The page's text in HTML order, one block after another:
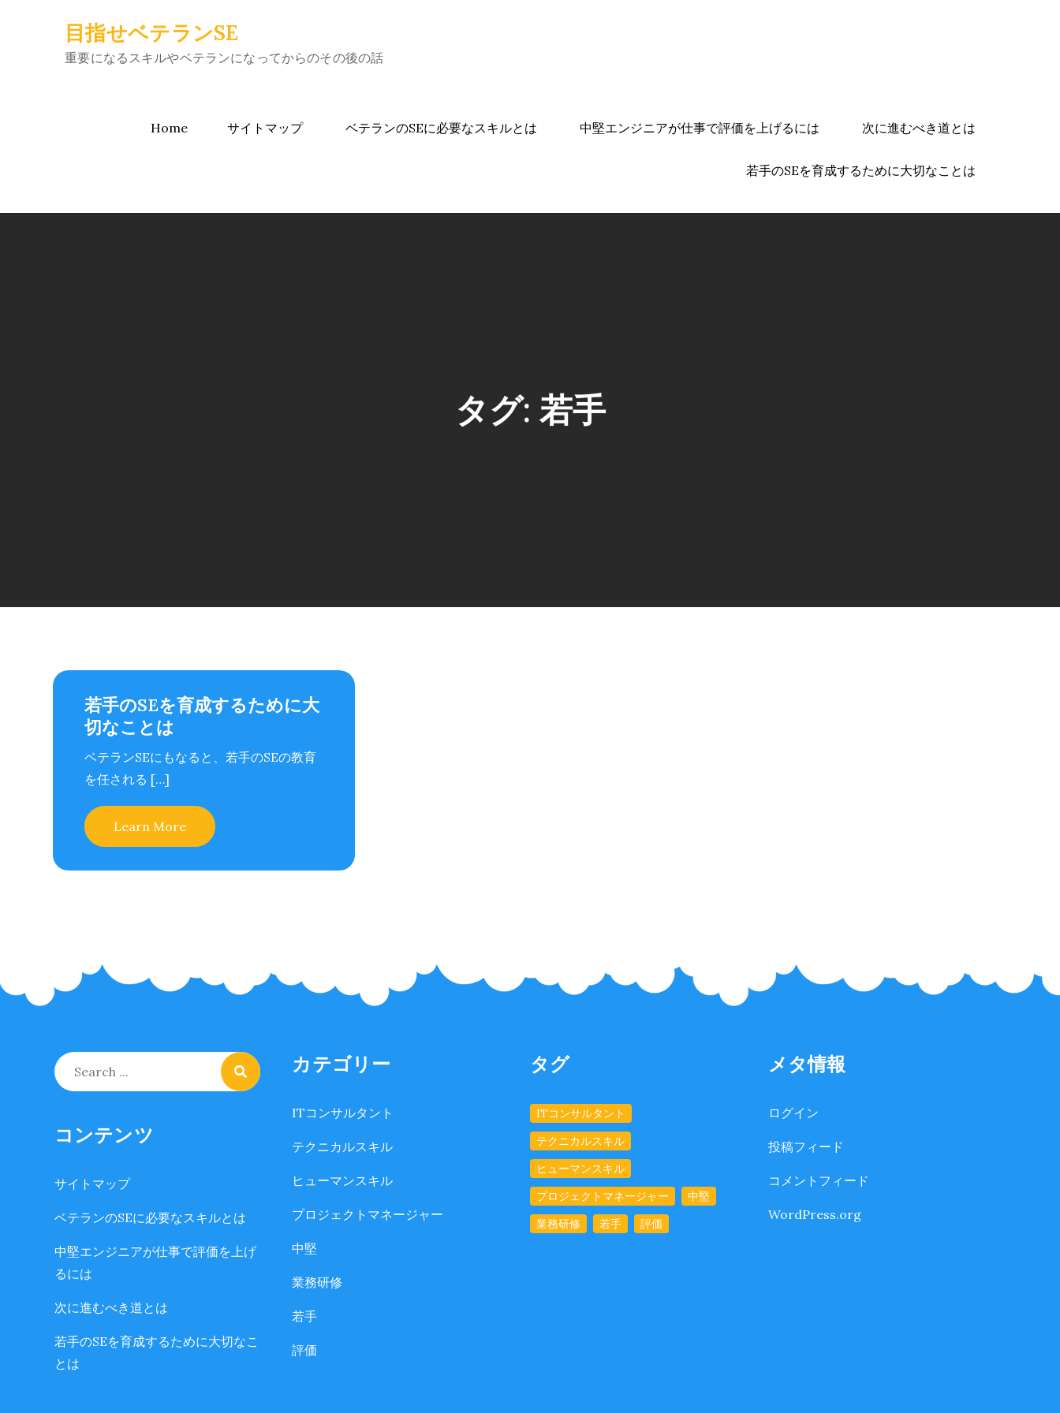
目指せベテランSE
重要になるスキルやベテランになってからのその後の話
Home サイトマップ ベテランのSEに必要なスキルとは 中堅エンジニアが仕事で評価を上げるには 次に進むべき道とは
若手のSEを育成するために大切なことは
タグ: 若手
若手のSEを育成するために大
切なことは
ベテランSEにもなると、若手のSEの教育
を任される […]
Learn More
Search
for:
コンテンツ
サイトマップ
ベテランのSEに必要なスキルとは
中堅エンジニアが仕事で評価を上げ
るには
次に進むべき道とは
若手のSEを育成するために大切なこ
とは
カテゴリー
ITコンサルタント
テクニカルスキル
ヒューマンスキル
プロジェクトマネージャー
中堅
業務研修
若手
評価
タグ
ITコンサルタント
テクニカルスキル
ヒューマンスキル
プロジェクトマネージャー
中堅
業務研修
若手 評価
メタ情報
ログイン
投稿フィード
コメントフィード
WordPress.org